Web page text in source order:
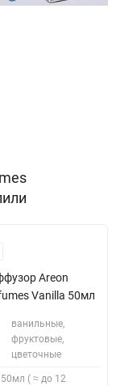
Areon
Vanilla 50мл
ванильные,
фруктовые,
цветочные
50мл ( ≈ до 12